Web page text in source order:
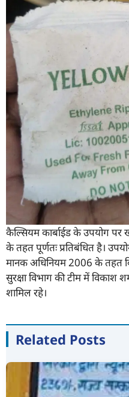
कैल्सियम कार्बाईड के उपयोग पर
के तहत पूर्णतः प्रतिबंधित है।
मानक अधिनियम 2006 के तहत
सुरक्षा विभाग की टीम में विकाश
शामिल रहे।
Related Posts